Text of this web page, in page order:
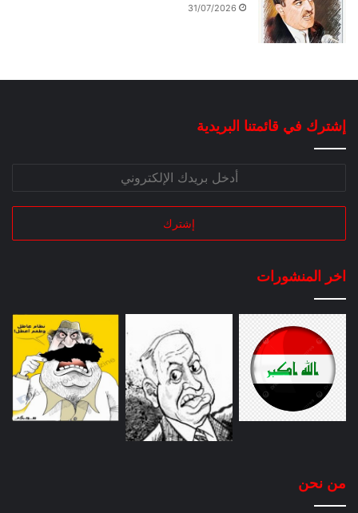
31/07/2026
إشترك في قائمتنا البريدية
اخر المنشورات
من نحن